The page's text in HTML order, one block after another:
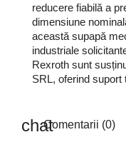
reducere fiabilă a
dimensiune
această supapă
industriale
Rexroth sunt
SRL, oferind suport
Comentarii (0)